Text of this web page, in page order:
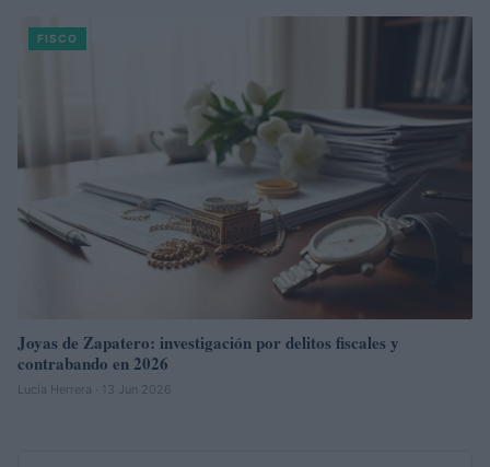
FISCO
Joyas de Zapatero: investigación por delitos fiscales y
contrabando en 2026
Lucía Herrera · 13 Jun 2026